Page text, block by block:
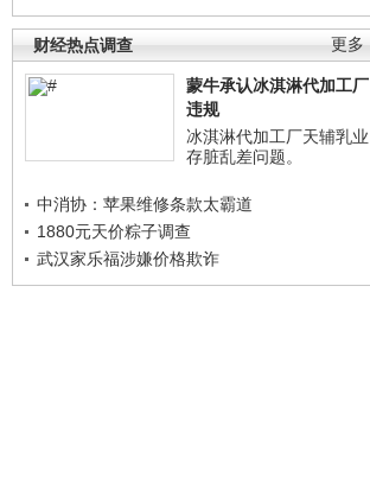
更多
财经热点调查
蒙牛承认冰淇淋代加工厂
违规
冰淇淋代加工厂天辅乳业
存脏乱差问题。
中消协：苹果维修条款太霸道
1880元天价粽子调查
武汉家乐福涉嫌价格欺诈